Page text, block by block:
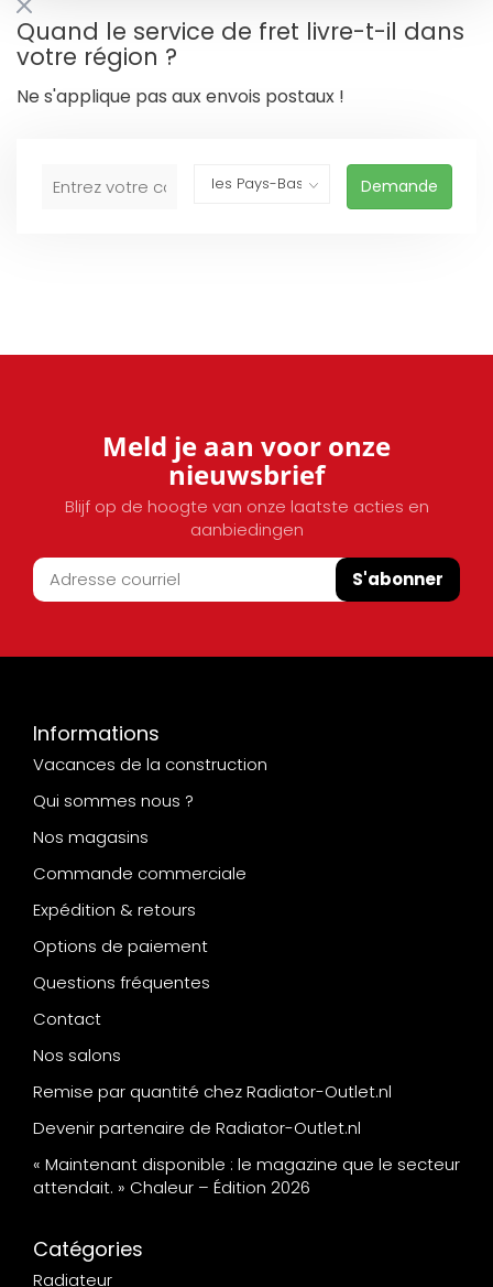
Quand le service de fret livre-t-il dans
votre région ?
Ne s'applique pas aux envois postaux !
Demande
Meld je aan voor onze
nieuwsbrief
Blijf op de hoogte van onze laatste acties en
aanbiedingen
S'abonner
Informations
Vacances de la construction
Qui sommes nous ?
Nos magasins
Commande commerciale
Expédition & retours
Options de paiement
Questions fréquentes
Contact
Nos salons
Remise par quantité chez Radiator-Outlet.nl
Devenir partenaire de Radiator-Outlet.nl
« Maintenant disponible : le magazine que le secteur
attendait. » Chaleur – Édition 2026
Catégories
Radiateur